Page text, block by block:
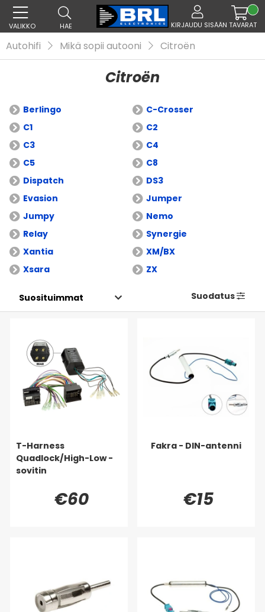
VALIKKO HAE KIRJAUDU SISÄÄN TAVARAT
Autohifi Mikä sopii autooni Citroën
Citroën
Berlingo
C-Crosser
C1
C2
C3
C4
C5
C8
Dispatch
DS3
Evasion
Jumper
Jumpy
Nemo
Relay
Synergie
Xantia
XM/BX
Xsara
ZX
Suodatus
T-Harness
Quadlock/High-Low -
sovitin
€60
Fakra - DIN-antenni
€15